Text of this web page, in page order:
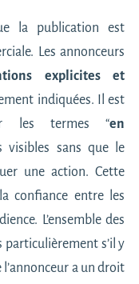
la publication est
Les annonceurs
explicites et
indiquées. Il est
les termes “en
visibles sans que le
une action. Cette
confiance entre les
L’ensemble des
particulièrement s’il y
l’annonceur a un droit